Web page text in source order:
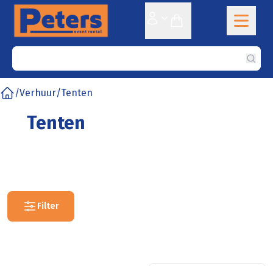
/Verhuur/Tenten
Tenten
Filter